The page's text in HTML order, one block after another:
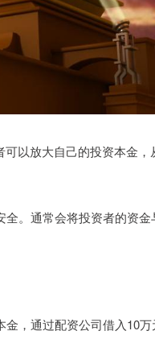
以放大自己的投资本金，
。通常会将投资者的资
，通过配资公司借入10